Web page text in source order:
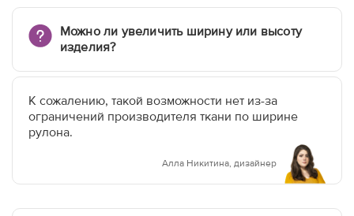
Можно ли увеличить ширину или высоту
изделия?
К сожалению, такой возможности нет из-за
ограничений производителя ткани по ширине
рулона.
Алла Никитина, дизайнер